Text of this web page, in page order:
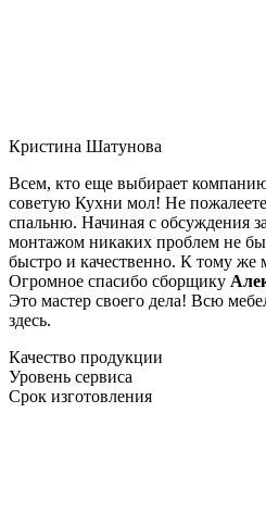
Кристина Шатунова
Всем, кто еще выбирает
советую Кухни мол! Не
спальню. Начиная с обсуждения
монтажом никаких проблем не
быстро и качественно. К тому же
Огромное спасибо сборщику
Это мастер своего дела! Всю
здесь.
Качество продукции
Уровень сервиса
Срок изготовления